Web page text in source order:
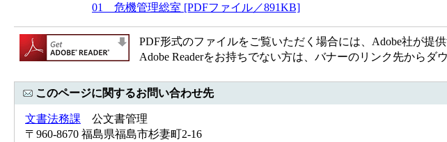
01 危機管理総室 [PDFファイル／891KB]
PDF形式のファイルをご覧いただく場合には、Adobe社が提供
Adobe Readerをお持ちでない方は、バナーのリンク先からダ
このページに関するお問い合わせ先
文書法務課 公文書管理
〒960-8670 福島県福島市杉妻町2-16